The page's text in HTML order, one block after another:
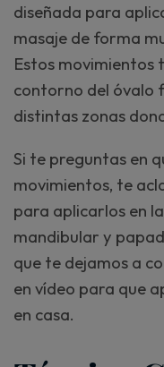
diseñada para
masaje de forma
Estos movimientos
contorno del óvalo
distintas zonas
Si te preguntas en
movimientos, te
para aplicarlos en
mandibular y
que te dejamos a
en vídeo para que
en casa.